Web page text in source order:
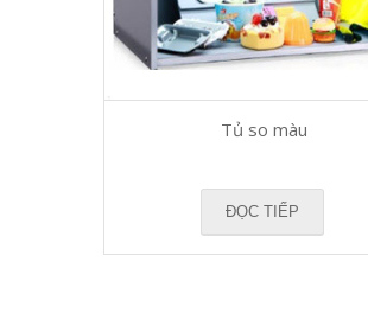
Tủ so màu
ĐỌC TIẾP